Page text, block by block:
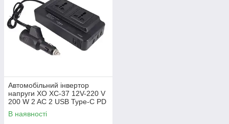
Автомобільний інвертор
напруги XO XC-37 12V-220 V
200 W 2 AC 2 USB Type-C PD
20 W Чорний
В наявності